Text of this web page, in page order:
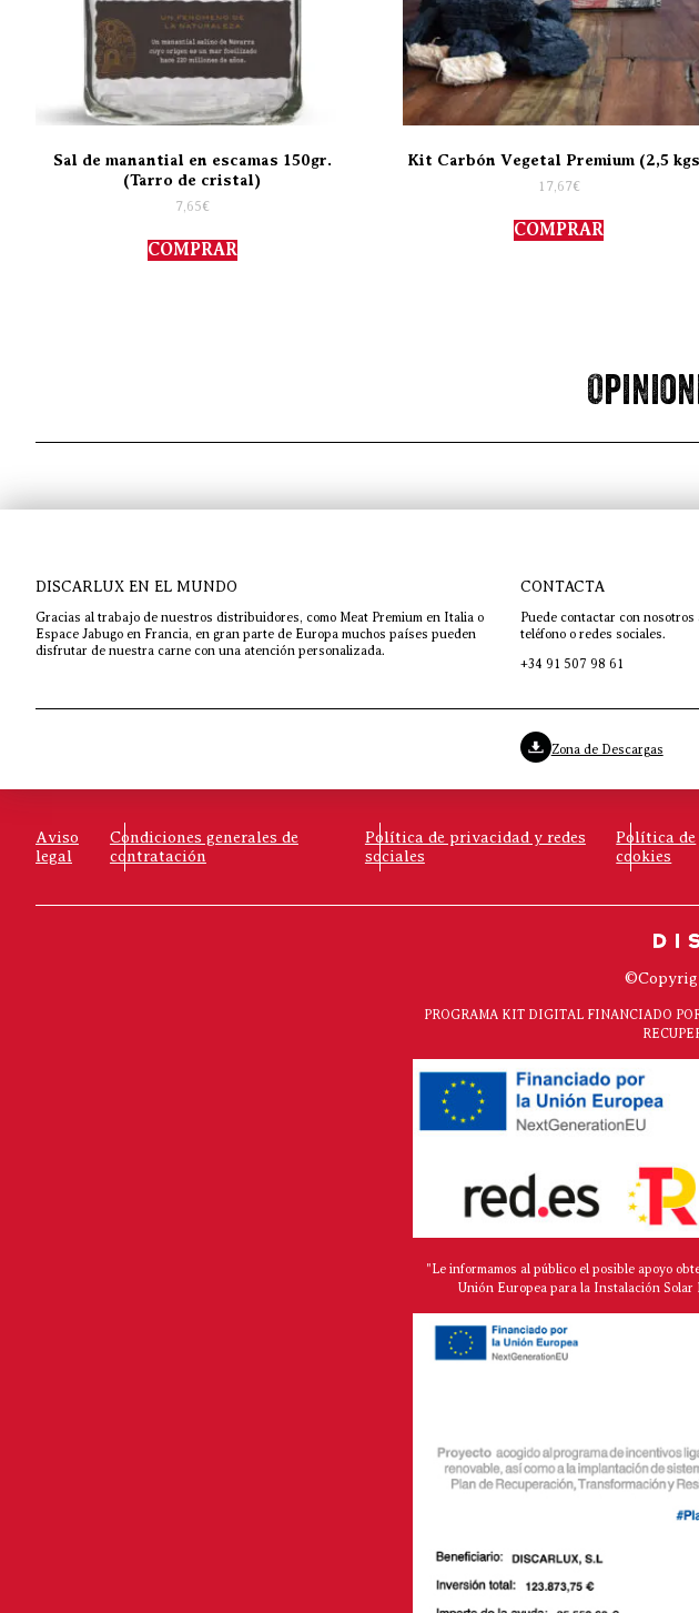
Sal de manantial en escamas 150gr.
(Tarro de cristal)
7,65€
COMPRAR
Kit Carbón Vegetal Premium (2,5
17,67€
COMPRAR
DISCARLUX EN EL MUNDO
Gracias al trabajo de nuestros distribuidores, como Meat Premium en Italia o
Espace Jabugo en Francia, en gran parte de Europa muchos países pueden
disfrutar de nuestra carne con una atención personalizada.
CONTACTA
Puede contactar con
teléfono o redes sociales.
+34 91 507 98 61
Zona de Descargas
Aviso
legal
Condiciones generales de
contratación
Política de privacidad y redes
sociales
Política de
cookies
PROGRAMA KIT DIGITAL FINANCIADO
"Le informamos al público el posible apoyo
Unión Europea para la Instalación